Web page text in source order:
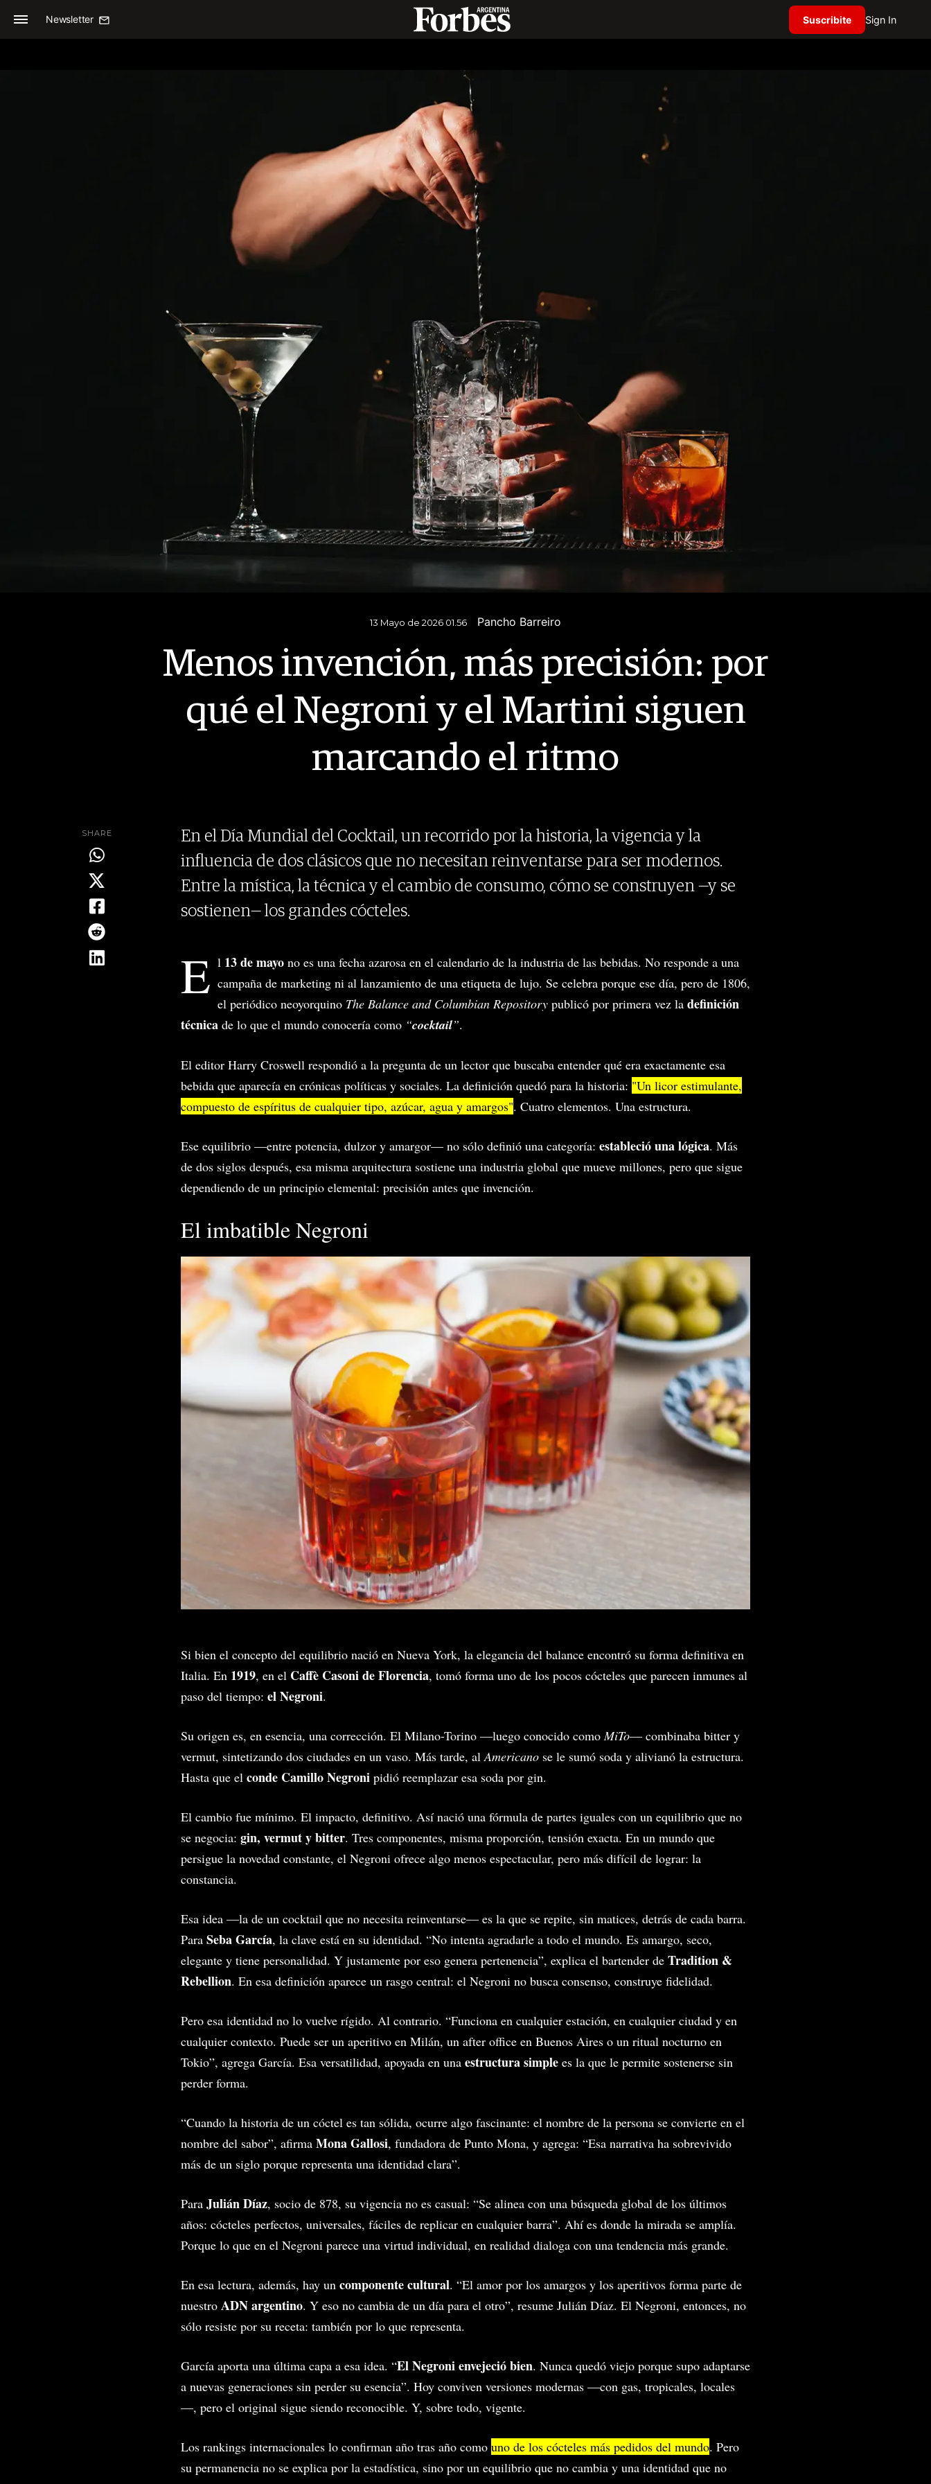
Newsletter Suscribite Sign In
13 Mayo de 2026 01.56 Pancho Barreiro
Menos invención, más precisión: por
qué el Negroni y el Martini siguen
marcando el ritmo
SHARE
En el Día Mundial del Cocktail, un recorrido por la historia, la vigencia y la
influencia de dos clásicos que no necesitan reinventarse para ser modernos.
Entre la mística, la técnica y el cambio de consumo, cómo se construyen —y se
sostienen— los grandes cócteles.
E l 13 de mayo no es una fecha azarosa en el calendario de la industria de las bebidas. No responde a una
campaña de marketing ni al lanzamiento de una etiqueta de lujo. Se celebra porque ese día, pero de 1806,
el periódico neoyorquino The Balance and Columbian Repository publicó por primera vez la definición
técnica de lo que el mundo conocería como “cocktail”.
El editor Harry Croswell respondió a la pregunta de un lector que buscaba entender qué era exactamente esa
bebida que aparecía en crónicas políticas y sociales. La definición quedó para la historia: "Un licor estimulante,
compuesto de espíritus de cualquier tipo, azúcar, agua y amargos". Cuatro elementos. Una estructura.
Ese equilibrio —entre potencia, dulzor y amargor— no sólo definió una categoría: estableció una lógica. Más
de dos siglos después, esa misma arquitectura sostiene una industria global que mueve millones, pero que sigue
dependiendo de un principio elemental: precisión antes que invención.
El imbatible Negroni
Si bien el concepto del equilibrio nació en Nueva York, la elegancia del balance encontró su forma definitiva en
Italia. En 1919, en el Caffè Casoni de Florencia, tomó forma uno de los pocos cócteles que parecen inmunes al
paso del tiempo: el Negroni.
Su origen es, en esencia, una corrección. El Milano-Torino —luego conocido comoMiTo— combinaba bitter y
vermut, sintetizando dos ciudades en un vaso. Más tarde, alAmericano se le sumó soda y alivianó la estructura.
Hasta que el conde Camillo Negroni pidió reemplazar esa soda por gin.
El cambio fue mínimo. El impacto, definitivo. Así nació una fórmula de partes iguales con un equilibrio que no
se negocia: gin, vermut y bitter. Tres componentes, misma proporción, tensión exacta. En un mundo que
persigue la novedad constante, el Negroni ofrece algo menos espectacular, pero más difícil de lograr: la
constancia.
Esa idea —la de un cocktail que no necesita reinventarse— es la que se repite, sin matices, detrás de cada barra.
Para Seba García, la clave está en su identidad. “No intenta agradarle a todo el mundo. Es amargo, seco,
elegante y tiene personalidad. Y justamente por eso genera pertenencia”, explica el bartender de Tradition &
Rebellion. En esa definición aparece un rasgo central: el Negroni no busca consenso, construye fidelidad.
Pero esa identidad no lo vuelve rígido. Al contrario. “Funciona en cualquier estación, en cualquier ciudad y en
cualquier contexto. Puede ser un aperitivo en Milán, un after office en Buenos Aires o un ritual nocturno en
Tokio”, agrega García. Esa versatilidad, apoyada en una estructura simple es la que le permite sostenerse sin
perder forma.
“Cuando la historia de un cóctel es tan sólida, ocurre algo fascinante: el nombre de la persona se convierte en el
nombre del sabor”, afirma Mona Gallosi, fundadora de Punto Mona, y agrega: “Esa narrativa ha sobrevivido
más de un siglo porque representa una identidad clara”.
Para Julián Díaz, socio de 878, su vigencia no es casual: “Se alinea con una búsqueda global de los últimos
años: cócteles perfectos, universales, fáciles de replicar en cualquier barra”. Ahí es donde la mirada se amplía.
Porque lo que en el Negroni parece una virtud individual, en realidad dialoga con una tendencia más grande.
En esa lectura, además, hay un componente cultural. “El amor por los amargos y los aperitivos forma parte de
nuestro ADN argentino. Y eso no cambia de un día para el otro”, resume Julián Díaz. El Negroni, entonces, no
sólo resiste por su receta: también por lo que representa.
García aporta una última capa a esa idea. “El Negroni envejeció bien. Nunca quedó viejo porque supo adaptarse
a nuevas generaciones sin perder su esencia”. Hoy conviven versiones modernas —con gas, tropicales, locales
—, pero el original sigue siendo reconocible. Y, sobre todo, vigente.
Los rankings internacionales lo confirman año tras año como uno de los cócteles más pedidos del mundo. Pero
su permanencia no se explica por la estadística, sino por un equilibrio que no cambia y una identidad que no